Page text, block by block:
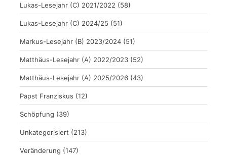
Lukas-Lesejahr (C) 2021/2022 (58)
Lukas-Lesejahr (C) 2024/25 (51)
Markus-Lesejahr (B) 2023/2024 (51)
Matthäus-Lesejahr (A) 2022/2023 (52)
Matthäus-Lesejahr (A) 2025/2026 (43)
Papst Franziskus (12)
Schöpfung (39)
Unkategorisiert (213)
Veränderung (147)